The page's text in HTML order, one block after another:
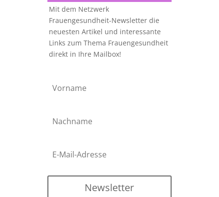
Mit dem Netzwerk
Frauengesundheit-Newsletter die
neuesten Artikel und interessante
Links zum Thema Frauengesundheit
direkt in Ihre Mailbox!
Newsletter